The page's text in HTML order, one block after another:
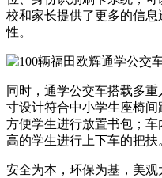
校和家长提供了更多的信
性。
同时，通学公交车搭载多
寸设计符合中小学生座椅间
方便学生进行放置书包；
高的学生进行上下车的把扶
安全为本，环保为基，美